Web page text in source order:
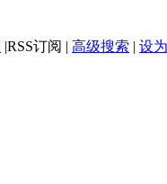
|RSS订阅 | 高级搜索 | 设